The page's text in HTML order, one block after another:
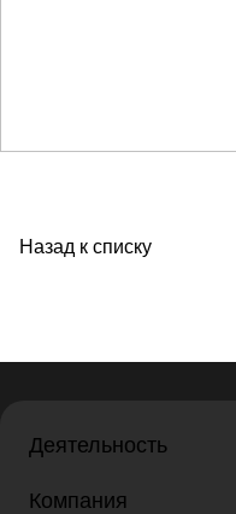
Назад к списку
Деятельность
Компания